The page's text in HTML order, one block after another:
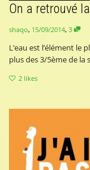
On a retrouvé
shaqo, 15/09/2014, 3
L’eau est l’élément
plus des 3/5ème de la
2 likes